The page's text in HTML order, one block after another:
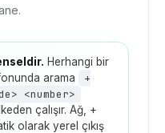
Herhangi bir
arama
+
<number>
çalışır. Ağ, +
olarak yerel çıkış